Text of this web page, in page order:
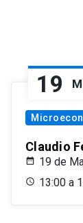
19
Claudio
19 de
13:00 a